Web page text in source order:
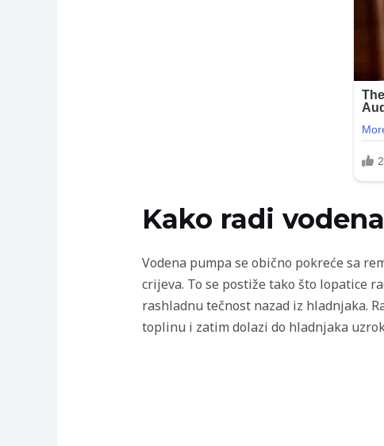
Kako radi
Vodena pumpa se obično pokreće sa
crijeva. To se postiže tako što lopatice
rashladnu tečnost nazad iz hladnjaka.
toplinu i zatim dolazi do hladnjaka